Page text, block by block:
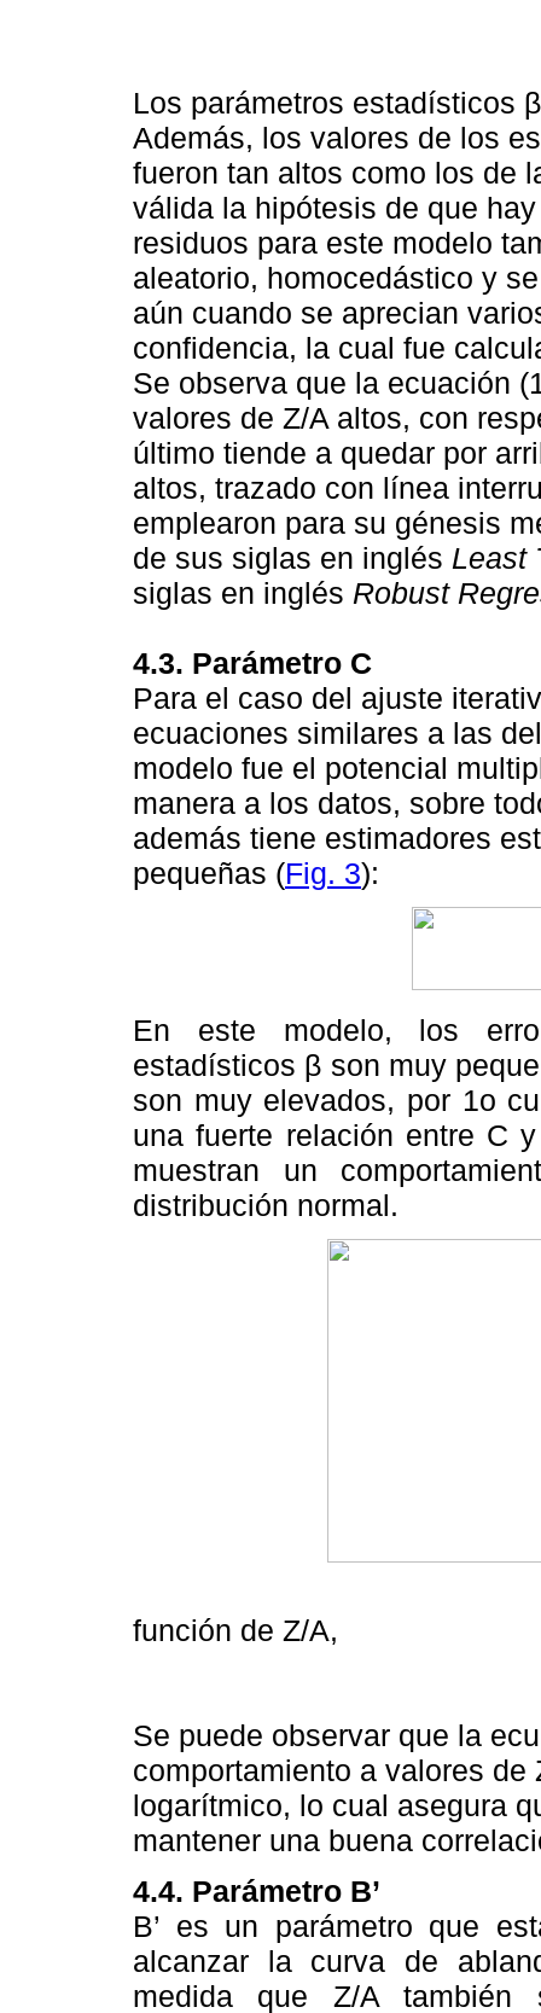
Los parámetros estadísticos
Además, los valores de los
fueron tan altos como los de
válida la hipótesis de que
residuos para este modelo
aleatorio, homocedástico y
aún cuando se aprecian
confidencia, la cual fue
Se observa que la ecuación
valores de Z/A altos, con
último tiende a quedar por
altos, trazado con línea
emplearon para su génesis
de sus siglas en inglés Least
siglas en inglés Robust
4.3. Parámetro C
Para el caso del ajuste
ecuaciones similares a las
modelo fue el potencial
manera a los datos, sobre
además tiene estimadores
pequeñas (Fig. 3):
En este modelo, los
estadísticos β son muy
son muy elevados, por 1o
una fuerte relación entre C
muestran un
distribución normal.
función de Z/A,
Se puede observar que la
comportamiento a valores
logarítmico, lo cual asegura
mantener una buena
4.4. Parámetro B’
B’ es un parámetro que
alcanzar la curva de
medida que Z/A también